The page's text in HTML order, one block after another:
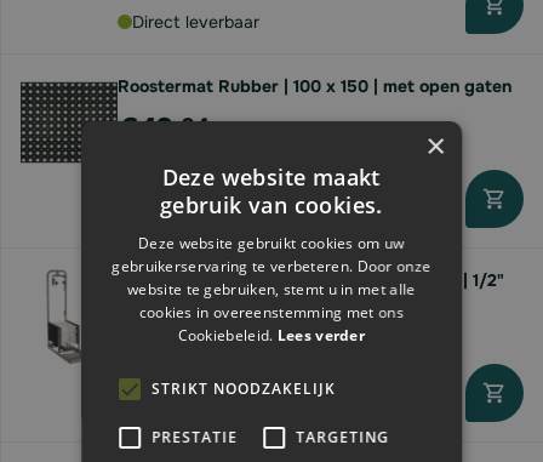
Direct leverbaar
Roostermat Rubber | 100 x 150 | met open gaten
€42,04
Direct leverbaar
Laarzenreiniger met schraapbeugel | RVS | 1/2"
€133, 31
×
Deze website maakt
gebruik van cookies.
Deze website gebruikt cookies om uw
gebruikerservaring te verbeteren. Door onze
website te gebruiken, stemt u in met alle
cookies in overeenstemming met ons
Cookiebeleid. Lees verder
STRIKT NOODZAKELIJK
PRESTATIE TARGETING